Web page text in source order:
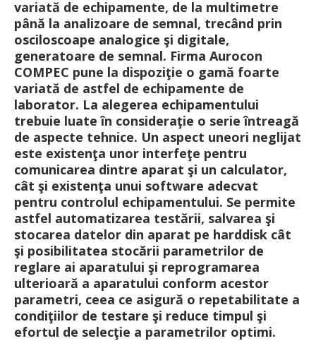
variată de echipamente, de la multimetre
până la analizoare de semnal, trecând prin
osciloscoape analogice şi digitale,
generatoare de semnal. Firma Aurocon
COMPEC pune la dispoziţie o gamă foarte
variată de astfel de echipamente de
laborator. La alegerea echipamentului
trebuie luate în consideraţie o serie întreagă
de aspecte tehnice. Un aspect uneori neglijat
este existenţa unor interfeţe pentru
comunicarea dintre aparat şi un calculator,
cât şi existenţa unui software adecvat
pentru controlul echipamentului. Se permite
astfel automatizarea testării, salvarea şi
stocarea datelor din aparat pe harddisk cât
şi posibilitatea stocării parametrilor de
reglare ai aparatului şi reprogramarea
ulterioară a aparatului conform acestor
parametri, ceea ce asigură o repetabilitate a
condiţiilor de testare şi reduce timpul şi
efortul de selecţie a parametrilor optimi.